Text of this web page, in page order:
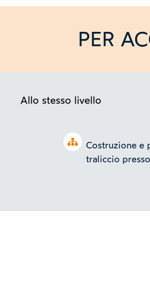
PER
Allo stesso livello
Open tree
Costruzione e
traliccio